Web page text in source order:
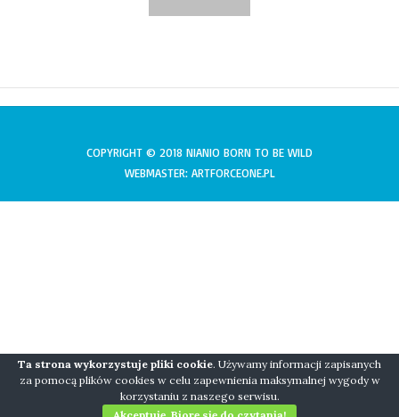
COPYRIGHT © 2018 NIANIO BORN TO BE WILD
WEBMASTER: ARTFORCEONE.PL
Ta strona wykorzystuje pliki cookie. Używamy informacji zapisanych
za pomocą plików cookies w celu zapewnienia maksymalnej wygody w
korzystaniu z naszego serwisu.